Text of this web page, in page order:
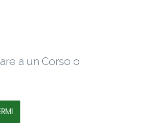
a un Corso o